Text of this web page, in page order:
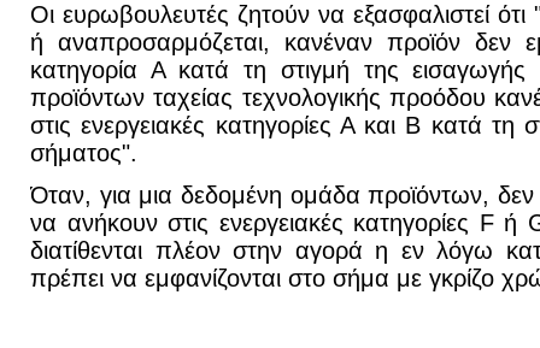
Οι ευρωβουλευτές ζητούν να εξασφαλιστεί
ή αναπροσαρμόζεται, κανέναν προϊόν δεν
κατηγορία Α κατά τη στιγμή της
προϊόντων ταχείας τεχνολογικής προόδου
στις ενεργειακές κατηγορίες Α και Β κατά τη
σήματος".
Όταν, για μια δεδομένη ομάδα προϊόντων,
να ανήκουν στις ενεργειακές κατηγορίες F ή
διατίθενται πλέον στην αγορά η εν λόγω
πρέπει να εμφανίζονται στο σήμα με γκρίζο